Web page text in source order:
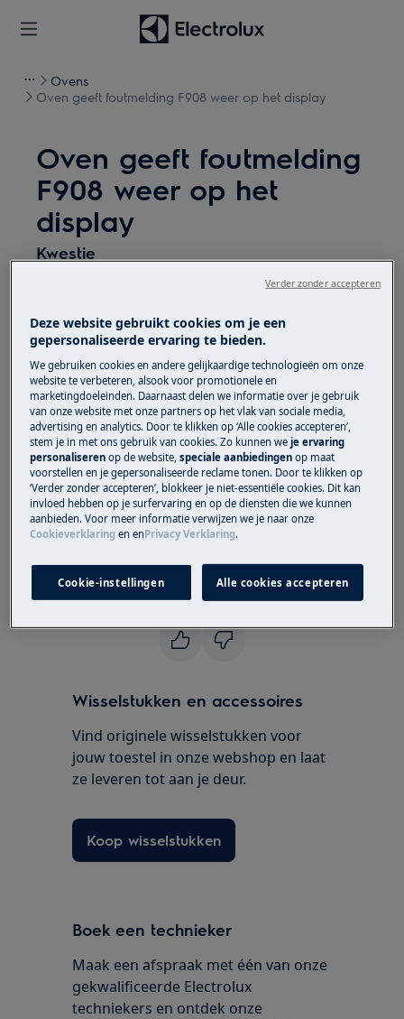
Ovens
Oven geeft foutmelding F908 weer op het display
Oven geeft foutmelding
F908 weer op het
display
Kwestie
Oven geeft foutmelding F908 weer op het
probleem van het bedieningsmoduul.
Heeft betrekking op
Oven
Oplossing
Neem contact op met onze servicedienst
voor een afspraak.
opgelost te worden door een technicus.
Was dit artikel nuttig?
Wisselstukken en accessoires
Vind originele wisselstukken voor
jouw toestel in onze webshop en laat
ze leveren tot aan je deur.
Koop wisselstukken
Boek een technieker
Maak een afspraak met één van onze
gekwalificeerde Electrolux
techniekers en ontdek onze
Deze website gebruikt cookies om je een
gepersonaliseerde ervaring te bieden.
We gebruiken cookies en andere gelijkaardige technologieën om onze
website te verbeteren, alsook voor promotionele en
marketingdoeleinden. Daarnaast delen we informatie over je gebruik
van onze website met onze partners op het vlak van sociale media,
advertising en analytics. Door te klikken op ‘Alle cookies accepteren’,
stem je in met ons gebruik van cookies. Zo kunnen weje ervaring
personaliseren op de website,speciale aanbiedingen op maat
voorstellen en je gepersonaliseerde reclame tonen. Door te klikken op
‘Verder zonder accepteren’, blokkeer je niet-essentiële cookies. Dit kan
invloed hebben op je surfervaring en op de diensten die we kunnen
aanbieden. Voor meer informatie verwijzen we je naar onze
Cookieverklaring enenPrivacy Verklaring.
Cookie-instellingen Alle cookies accepteren
Verder zonder accepteren